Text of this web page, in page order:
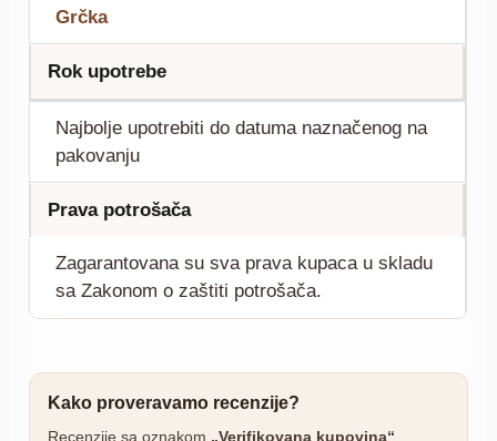
Grčka
Rok upotrebe
Najbolje upotrebiti do datuma naznačenog na
pakovanju
Prava potrošača
Zagarantovana su sva prava kupaca u skladu
sa Zakonom o zaštiti potrošača.
Kako proveravamo recenzije?
Recenzije sa oznakom „Verifikovana kupovina“